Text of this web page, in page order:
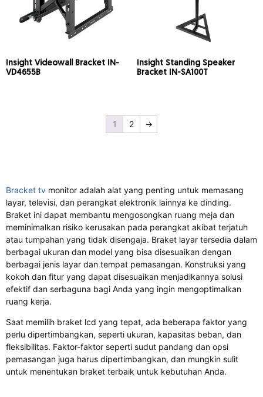
Bracket tv monitor adalah alat yang penting untuk memasang
layar, televisi, dan perangkat elektronik lainnya ke dinding.
Braket ini dapat membantu mengosongkan ruang meja dan
meminimalkan risiko kerusakan pada perangkat akibat terjatuh
atau tumpahan yang tidak disengaja. Braket layar tersedia dalam
berbagai ukuran dan model yang bisa disesuaikan dengan
berbagai jenis layar dan tempat pemasangan. Konstruksi yang
kokoh dan fitur yang dapat disesuaikan menjadikannya solusi
efektif dan serbaguna bagi Anda yang ingin mengoptimalkan
ruang kerja.
Saat memilih braket lcd yang tepat, ada beberapa faktor yang
perlu dipertimbangkan, seperti ukuran, kapasitas beban, dan
fleksibilitas. Faktor-faktor seperti sudut pandang dan opsi
pemasangan juga harus dipertimbangkan, dan mungkin sulit
untuk menentukan braket terbaik untuk kebutuhan Anda.
Insight Videowall Bracket IN-
VD4655B
Insight Standing Speaker
Bracket IN-SA100T
1 2 →